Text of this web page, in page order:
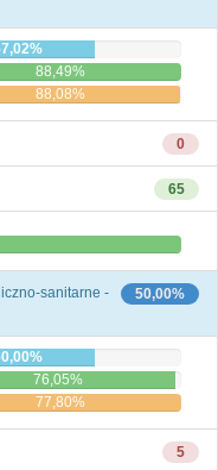
88,49%
88,08%
0
65
50,00%
sanitarne -
76,05%
77,80%
5